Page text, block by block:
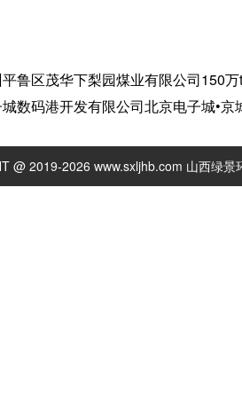
鲁区茂华下梨园煤业有限公司150
数码港开发有限公司北京电子城•
@ 2019-2026 www.sxljhb.com 山西绿